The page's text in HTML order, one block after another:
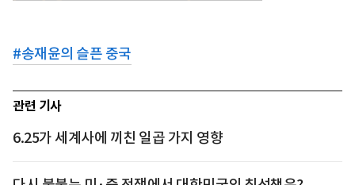
#송재윤의 슬픈 중국
관련 기사
6.25가 세계사에 끼친 일곱 가지 영향